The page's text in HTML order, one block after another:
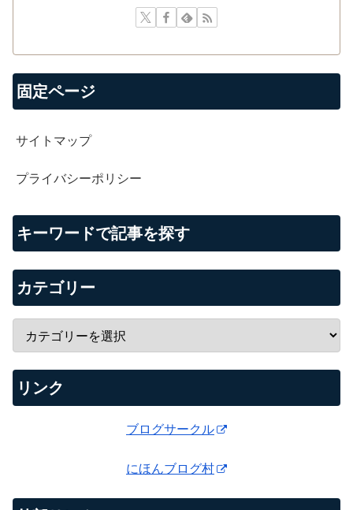
固定ページ
サイトマップ
プライバシーポリシー
キーワードで記事を探す
カテゴリー
リンク
ブログサークル
にほんブログ村